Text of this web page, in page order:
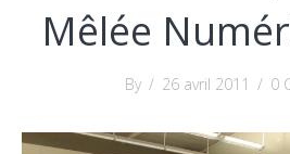
Mêlée
By / 26 avril 2011 / 0